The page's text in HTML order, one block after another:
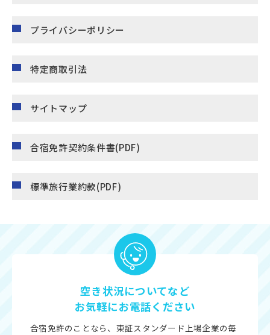
プライバシーポリシー
特定商取引法
サイトマップ
合宿免許契約条件書(PDF)
標準旅行業約款(PDF)
空き状況についてなど
お気軽にお電話ください
合宿免許のことなら、東証スタンダード上場企業の毎